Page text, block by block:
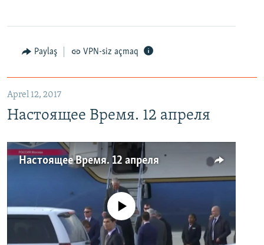
Paylaş VPN-siz açmaq
Aprel 12, 2017
Настоящее Время. 12 апреля
Настоящее Время. 12 апреля
No media source currently available